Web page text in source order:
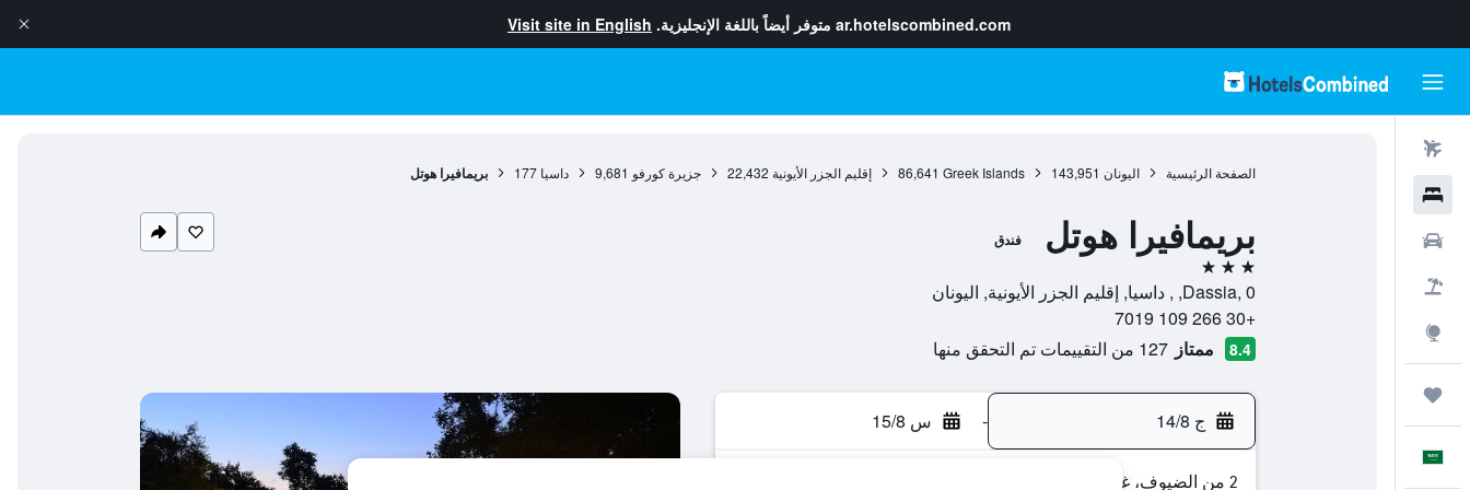
ar.hotelscombined.com متوفر أيضاً باللغة الإنجليزية. Visit site in English
الصفحة الرئيسية اليونان 143,951
Greek Islands
86,641 إقليم الجزر الأيونية 22,432 جزيرة كورفو 9,681 داسيا 177 بريمافيرا هوتل
بريمافيرا هوتل فندق
3 نجوم
Dassia, 0, , داسيا, إقليم الجزر الأيونية, اليونان
+30 266 109 7019
8.4 ممتاز 127 من التقييمات تم التحقق منها
ج 14/8 - س 15/8
2 من الضيوف، غرفة واحدة